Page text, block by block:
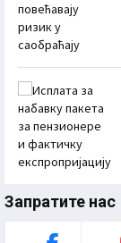
Запратите нас